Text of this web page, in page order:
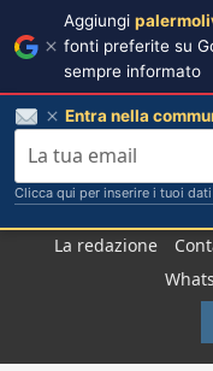
La redazione
Aggiungi
fonti preferite su
sempre informato
Entra nella
Clicca qui per inserire i tuoi dati